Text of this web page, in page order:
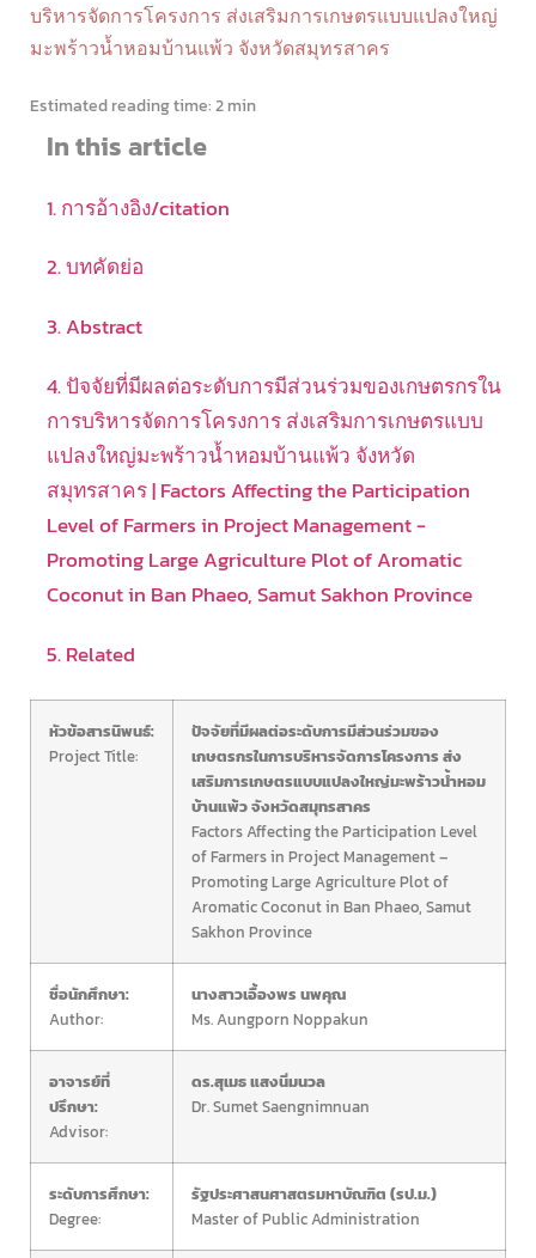
บริหารจัดการโครงการ ส่งเสริมการเกษตรแบบแปลงใหญ่
มะพร้าวน้ำหอมบ้านแพ้ว จังหวัดสมุทรสาคร
Estimated reading time:2 min
In this article
1. การอ้างอิง/citation
2. บทคัดย่อ
3. Abstract
4. ปัจจัยที่มีผลต่อระดับการมีส่วนร่วมของเกษตรกรใน
การบริหารจัดการโครงการ ส่งเสริมการเกษตรแบบ
แปลงใหญ่มะพร้าวน้ำหอมบ้านแพ้ว จังหวัด
สมุทรสาคร | Factors Affecting the Participation
Level of Farmers in Project Management -
Promoting Large Agriculture Plot of Aromatic
Coconut in Ban Phaeo, Samut Sakhon Province
5. Related
หัวข้อสารนิพนธ์:
Project Title:
ปัจจัยที่มีผลต่อระดับการมีส่วนร่วมของ
เกษตรกรในการบริหารจัดการโครงการ ส่ง
เสริมการเกษตรแบบแปลงใหญ่มะพร้าวน้ำหอม
บ้านแพ้ว จังหวัดสมุทรสาคร
Factors Affecting the Participation Level
of Farmers in Project Management –
Promoting Large Agriculture Plot of
Aromatic Coconut in Ban Phaeo, Samut
Sakhon Province
ชื่อนักศึกษา:
Author:
นางสาวเอื้องพร นพคุณ
Ms. Aungporn Noppakun
อาจารย์ที่
ปรึกษา:
Advisor:
ดร.สุเมธ แสงนิ่มนวล
Dr. Sumet Saengnimnuan
ระดับการศึกษา:
Degree:
รัฐประศาสนศาสตรมหาบัณฑิต (รป.ม.)
Master of Public Administration